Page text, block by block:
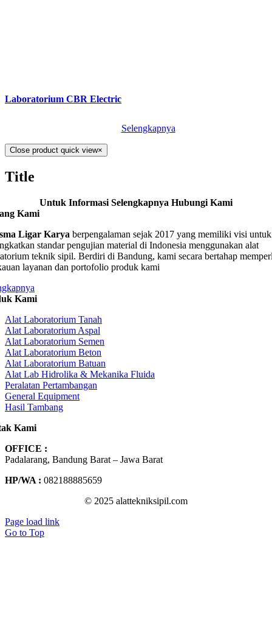
Laboratorium CBR Electric
Selengkapnya
Close product quick view×
Title
Untuk Informasi Selengkapnya Hubungi Kami
Kami
Ligar Karya berpengalaman sejak 2017 yang memiliki visi untuk
standar pengujian material di Indonesia menggunakan alat
teknik sipil. Berdiri di Bandung, kami secara bertahap
layanan dan portofolio produk kami
Kami
Alat Laboratorium Tanah
Alat Laboratorium Aspal
Alat Laboratorium Semen
Alat Laboratorium Beton
Alat Laboratorium Batuan
Alat Lab Hidrolika & Mekanika Fluida
Peralatan Pertambangan
General Equipment
Hasil Tambang
Kami
OFFICE :
Padalarang, Bandung Barat – Jawa Barat
HP/WA : 082188885659
© 2025 alattekniksipil.com
Page load link
Go to Top